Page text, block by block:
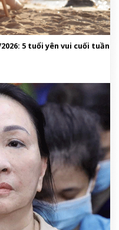
5 tuổi yên vui cuối tuần